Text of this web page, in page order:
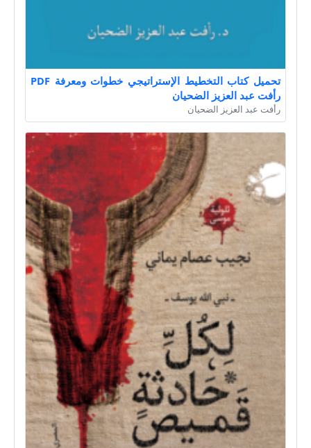
تحميل كتاب التخطيط الإستراتيجي خطوات ومعرفة PDF
رأفت عبد العزيز الضحيان
رأفت عبد العزيز الضحيان